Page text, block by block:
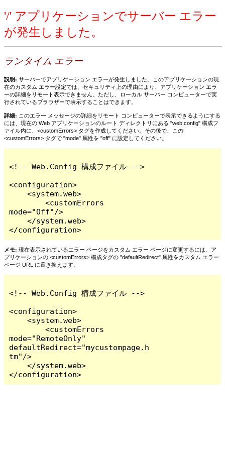
'/' アプリケーションでサーバー エラー
が発生しました。
ランタイム エラー
説明: サーバーでアプリケーション エラーが発生しました。このアプリケーションの現
在のカスタム エラー設定では、セキュリティ上の理由により、アプリケーション エラ
ーの詳細をリモート表示できません。ただし、ローカル サーバー コンピューターで実
行されているブラウザーで表示することはできます。
詳細: このエラー メッセージの詳細をリモート コンピューターで表示できるようにする
には、現在の Web アプリケーションのルート ディレクトリにある "web.config" 構成フ
ァイル内に、<customErrors> タグを作成してください。その後で、この
<customErrors> タグで "mode" 属性を "off" に設定してください。
<!-- Web.Config 構成ファイル -->
<configuration>
    <system.web>
        <customErrors
mode="Off"/>
    </system.web>
</configuration>
メモ: 現在表示されているエラー ページをカスタム エラー ページに変更するには、ア
プリケーションの <customErrors> 構成タグの "defaultRedirect" 属性をカスタム エラー
ページ URL に置き換えます。
<!-- Web.Config 構成ファイル -->
<configuration>
    <system.web>
        <customErrors
mode="RemoteOnly"
defaultRedirect="mycustompage.h
tm"/>
    </system.web>
</configuration>